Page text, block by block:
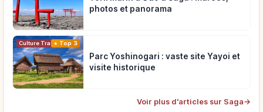
photos et panorama
Culture Traditionnelle
Top 3
Parc Yoshinogari : vaste site Yayoi et
visite historique
Voir plus d'articles sur Saga→